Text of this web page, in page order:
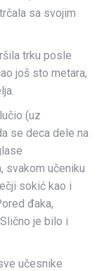
sa svojim
trku posle
još sto metara,
(uz
se deca dele na
svakom učeniku
sokić kao i
đaka,
je bilo i
učesnike